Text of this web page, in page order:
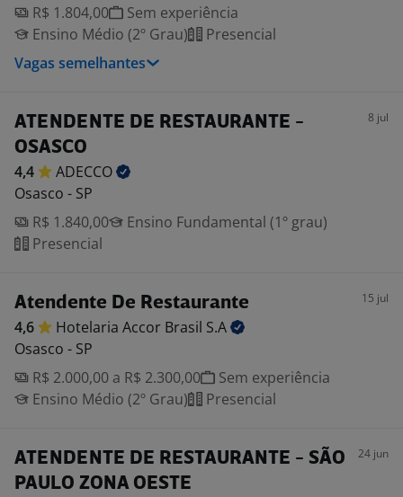
R$ 1.804,00
Sem experiência
Ensino Médio (2º Grau)
Presencial
Vagas semelhantes
ATENDENTE DE RESTAURANTE -
OSASCO
8 jul
4,4
ADECCO
Osasco - SP
R$ 1.840,00
Ensino Fundamental (1º grau)
Presencial
Atendente De Restaurante 15 jul
4,6 Hotelaria Accor Brasil S.A
Osasco - SP
R$ 2.000,00 a R$ 2.300,00
Sem experiência
Ensino Médio (2º Grau)
Presencial
ATENDENTE DE RESTAURANTE - SÃO
PAULO ZONA OESTE
24 jun